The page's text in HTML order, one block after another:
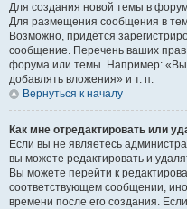
Для создания новой темы в
Для размещения сообщения в
Возможно, придётся
сообщение. Перечень ваших прав
форума или темы. Например:
добавлять вложения» и т. п.
Вернуться к началу
Как мне отредактировать или
Если вы не являетесь
вы можете редактировать и
Вы можете перейти к
соответствующем сообщении,
времени после его создания.